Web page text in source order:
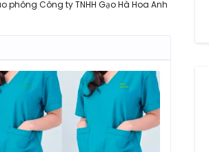
phông Công ty TNHH Gạo Hà Hoa Anh